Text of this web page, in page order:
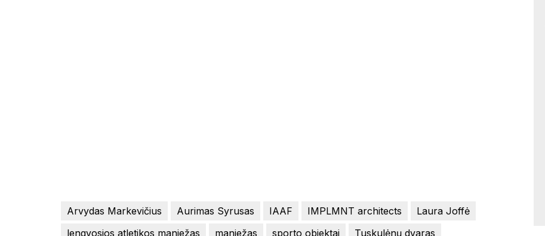
Arvydas Markevičius Aurimas Syrusas IAAF IMPLMNT architects
Laura Joffė
lengvosios atletikos maniežas
maniežas sporto objektai Tuskulėnų dvaras